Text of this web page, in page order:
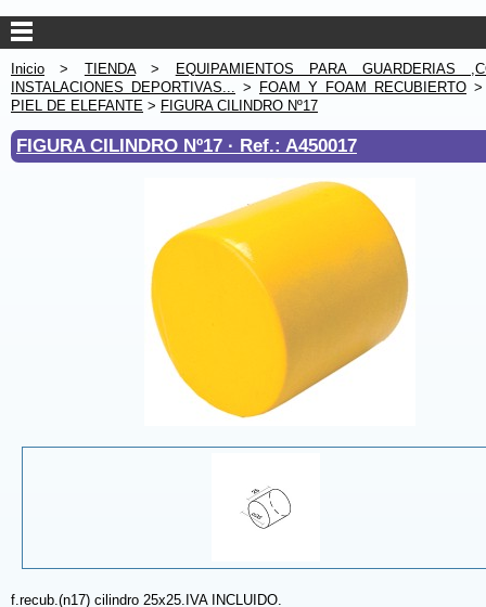
Inicio > TIENDA>
EQUIPAMIENTOS PARA GUARDERIAS
INSTALACIONES DEPORTIVAS... > FOAM Y FOAM RECUBIERTO
PIEL DE ELEFANTE > FIGURA CILINDRO Nº17
FIGURA CILINDRO Nº17 · Ref.: A450017
f.recub.(n17) cilindro 25x25.IVA INCLUIDO.